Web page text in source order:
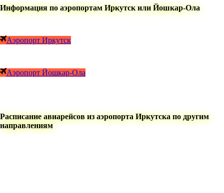
Информация по аэропортам Иркутск или Йошкар-Ола
Аэропорт Иркутск
Аэропорт Йошкар-Ола
Расписание авиарейсов из аэропорта Иркутска по другим
направлениям